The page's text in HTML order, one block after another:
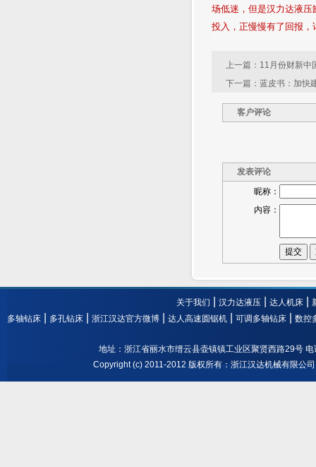
场低迷，但是汉力达液
投入，正慢慢有了回报，
上一篇： 11月份财新中
下一篇： 蓝皮书：加快
客户评论
发表评论
昵称：
内容：
提交
关于我们 汉力达液压 达人机床
多轴钻床
多孔钻床 浙江汉达官方微博 达人高速圆锯机 可调多轴钻床 数控
地址：浙江省丽水市缙云县壶镇镇工业区聚贤西路29号
Copyright (c) 2011-2012 版权所有：浙江汉达机械有限公